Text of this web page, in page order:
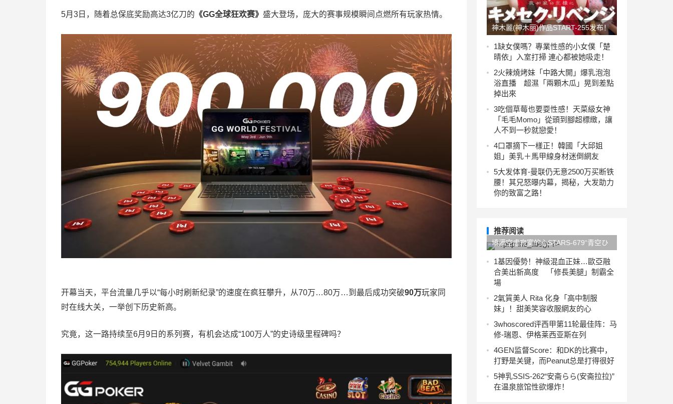
5月3日，随着总保底奖励高达3亿刀的 《GG全球狂欢赛》 盛大登场，庞大的赛事规模瞬间点燃所有玩家热情。
开幕当天，平台流量几乎以“每小时刷新纪录”的速度在疯狂攀升，从70万…80万…到最后成功突破90万玩家同
时在线大关，一举创下历史新高。
究竟，这一路持续至6月9日的系列赛，有机会达成“100万人”的史诗级里程碑吗？
神木麗(神木丽)作品START-255发布！
蓝井优太下药！化上小丑妆的她变超杀
性兽！【EV扑克官网】
1缺女僕嗎？專業性感的小女僕「楚
晴依」入室打掃 連心都被她吸走！
2火辣燒烤妹「中路大開」爆乳泡泡
浴直播 超濕「兩顆木瓜」晃到差點
掉出來
3吃個草莓也要耍性感！天菜級女神
「毛毛Momo」從頭到腳超標緻，讓
人不到一秒就戀愛！
4口罩摘下一樣正！韓國「大邱姐
姐」美乳＋馬甲線身材迷倒網友
5大发体育-曼联仍无意2500万买断铁
腰！其兄怒曝内幕，揭秘，大发助力
你的致富之路！
推荐阅读
填满空虚寂寞的心STARS-679“青空ひ
かり(青空光)”淫荡OL上网约砲
1基因優勢！神級混血正妹…歐亞融
合美出新高度 「修長美腿」制霸全
場
2氣質美人 Rita 化身「高中制服
妹」！甜美笑容收服網友的心
3whoscored评西甲第11轮最佳阵：马
修-瑞恩、伊格莱西亚斯在列
4GEN监督Score：和DK的比赛中，
打野是关键，而Peanut总是打得很好
5神乳SSIS-262“安斋らら(安斋拉拉)”
在温泉旅馆性欲爆炸！